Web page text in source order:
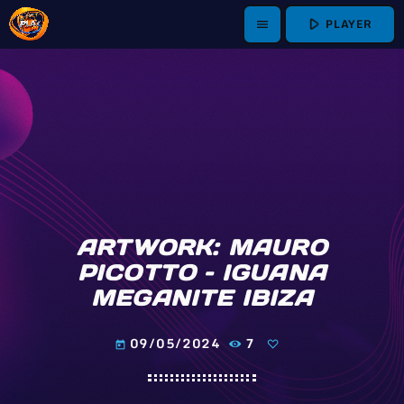
menu play_arrow PLAYER
ARTWORK: MAURO
PICOTTO – IGUANA
MEGANITE IBIZA
today 09/05/2024 7